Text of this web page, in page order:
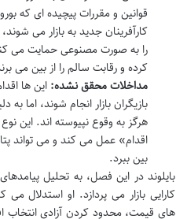
قوانین و مقررات پیچیده ای که
کارآفرینان جدید به بازار می
را به صورت مصنوعی حمایت می
کرده و رقابت سالم را از بین می
مداخلات محقق نشده: این ها
بازیگران بازار انجام شوند، اما
هرگز به وقوع نپیوسته اند. این
اقدام» عمل می کند و می تواند
بین ببرد.
بایلوند در این فصل، به تحلیل
کارایی بازار می پردازد. او استدلال
های قیمت، محدود کردن آزادی انتخاب